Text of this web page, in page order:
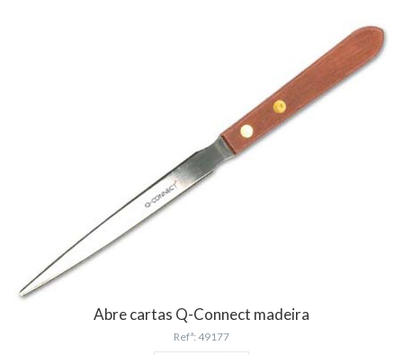
Abre cartas Q-Connect madeira
Refª: 49177